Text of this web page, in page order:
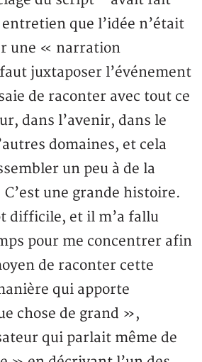
que l’idée n’était
une « narration
juxtaposer l’événement
de raconter avec tout ce
dans l’avenir, dans le
domaines, et cela
un peu à de la
une grande histoire.
difficile, et il m’a fallu
pour me concentrer afin
de raconter cette
qui apporte
chose de grand »,
qui parlait même de